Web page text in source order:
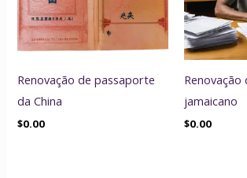
Renovação de passaporte
da China
$0.00
jamaicano
$0.00